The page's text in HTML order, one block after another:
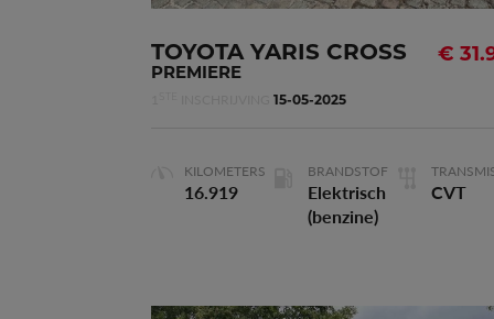
TOYOTA YARIS CROSS
PREMIERE
15-05-2025
€
KILOMETERS
16.919
BRANDSTOF
Elektrisch
(benzine)
CVT